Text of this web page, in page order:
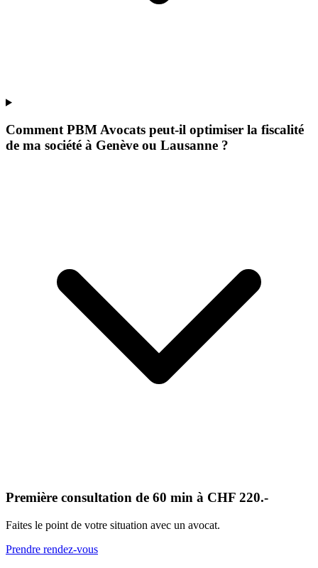
Comment PBM Avocats peut-il optimiser la fiscalité
de ma société à Genève ou Lausanne ?
Première consultation de 60 min à CHF 220.-
Faites le point de votre situation avec un avocat.
Prendre rendez-vous